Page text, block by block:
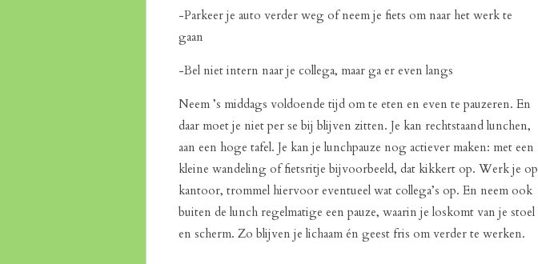
-Parkeer je auto verder weg of neem je fiets om naar het werk te
gaan
-Bel niet intern naar je collega, maar ga er even langs
Neem ’s middags voldoende tijd om te eten en even te pauzeren. En
daar moet je niet per se bij blijven zitten. Je kan rechtstaand lunchen,
aan een hoge tafel. Je kan je lunchpauze nog actiever maken: met een
kleine wandeling of fietsritje bijvoorbeeld, dat kikkert op. Werk je op
kantoor, trommel hiervoor eventueel wat collega’s op. En neem ook
buiten de lunch regelmatige een pauze, waarin je loskomt van je stoel
en scherm. Zo blijven je lichaam én geest fris om verder te werken.